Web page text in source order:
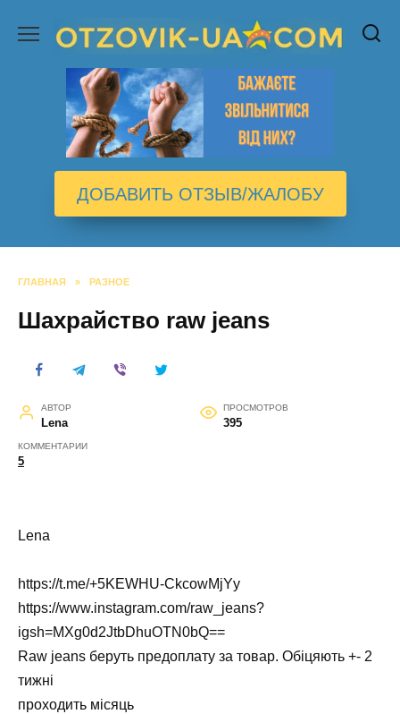
содержанию
ДОБАВИТЬ ОТЗЫВ/ЖАЛОБУ
ГЛАВНАЯ » РАЗНОЕ
Шахрайство raw jeans
АВТОР
Lena
ПРОСМОТРОВ
395
КОММЕНТАРИИ
5
Lena
https://t.me/+5KEWHU-CkcowMjYy
https://www.instagram.com/raw_jeans?
igsh=MXg0d2JtbDhuOTN0bQ==
Raw jeans беруть предоплату за товар. Обіцяють +- 2
тижні
проходить місяць